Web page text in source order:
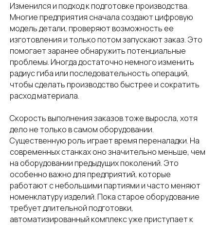
Изменился и подход к подготовке производства.
Многие предприятия сначала создают цифровую
модель детали, проверяют возможность ее
изготовления и только потом запускают заказ. Это
помогает заранее обнаружить потенциальные
проблемы. Иногда достаточно немного изменить
радиус гиба или последовательность операций,
чтобы сделать производство быстрее и сократить
расход материала.
Скорость выполнения заказов тоже выросла, хотя
дело не только в самом оборудовании.
Существенную роль играет время переналадки. На
современных станках оно значительно меньше, чем
на оборудовании предыдущих поколений. Это
особенно важно для предприятий, которые
работают с небольшими партиями и часто меняют
номенклатуру изделий. Пока старое оборудование
требует длительной подготовки,
автоматизированный комплекс уже приступает к